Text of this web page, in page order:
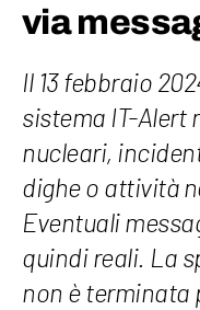
via
Il 13 febbraio
sistema IT-Alert
nucleari,
dighe o attività
Eventuali
quindi reali. La
non è terminata